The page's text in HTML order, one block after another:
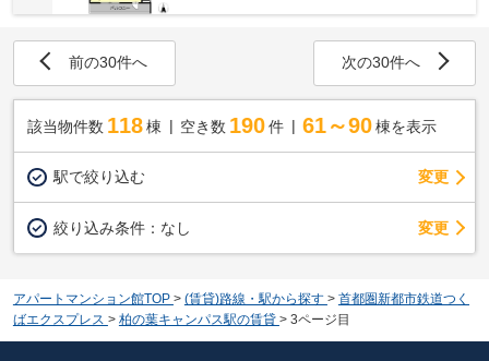
前の30件へ 次の30件へ
該当物件数 118棟 空き数 190 件 61～90 棟を表示
駅で絞り込む 変更
絞り込み条件： なし 変更
アパートマンション館TOP > (賃貸)路線・駅から探す > 首都圏新都市鉄道つく
ばエクスプレス > 柏の葉キャンパス駅の賃貸 > 3ページ目